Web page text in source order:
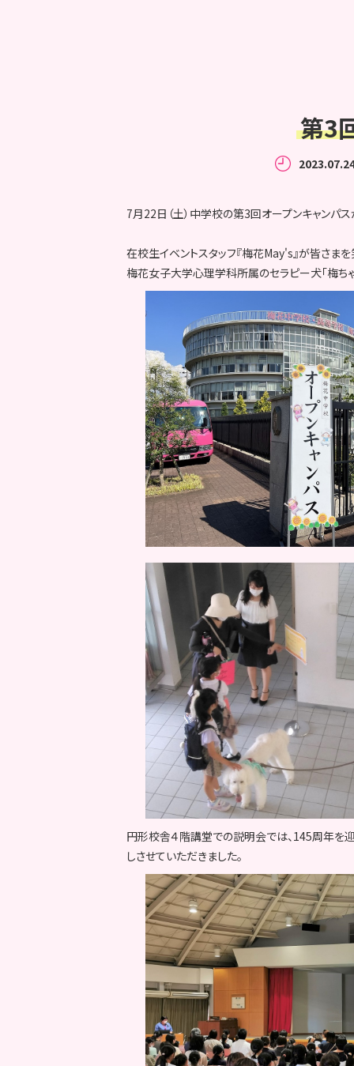
第3
7月22日（土）中学校の第3回オープンキャンパ
在校生イベントスタッフ『梅花May's』が皆さま
梅花女子大学心理学科所属のセラピー犬「梅ち
円形校舎４階講堂での説明会では、145周年を
しさせていただきました。